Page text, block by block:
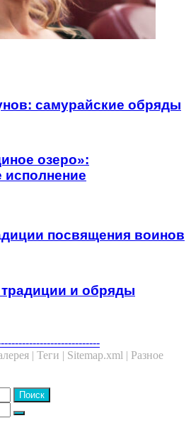
самурайские обряды
озеро»:
исполнение
посвящения воинов
и обряды
| Теги | Sitemap.xml | Разное
Search